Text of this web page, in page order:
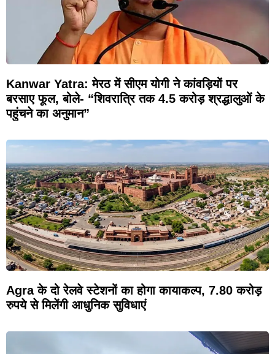
Kanwar Yatra: मेरठ में सीएम योगी ने कांवड़ियों पर
बरसाए फूल, बोले- “शिवरात्रि तक 4.5 करोड़ श्रद्धालुओं के
पहुंचने का अनुमान”
Agra के दो रेलवे स्टेशनों का होगा कायाकल्प, 7.80 करोड़
रुपये से मिलेंगी आधुनिक सुविधाएं